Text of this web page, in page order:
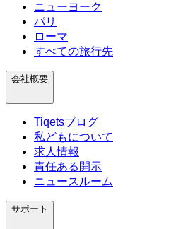
ニューヨーク
パリ
ローマ
すべての旅行先
会社概要
Tiqetsブログ
私どもについて
求人情報
責任ある開示
ニュースルーム
サポート